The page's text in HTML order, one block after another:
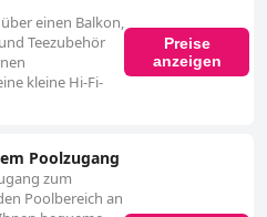
einen Balkon,
Teezubehör
kleine Hi-Fi-
Preise
anzeigen
Poolzugang
zum
Poolbereich an